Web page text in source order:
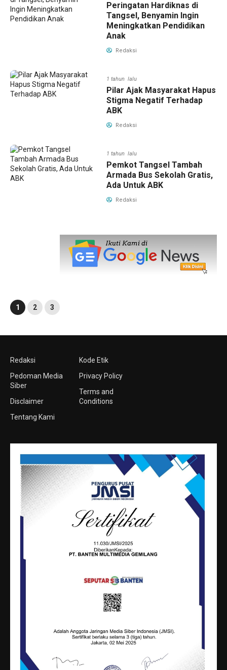
Peringatan Hardiknas di
Tangsel, Benyamin Ingin
Meningkatkan Pendidikan
Anak
Redaksi
1 tahun lalu
Pilar Ajak Masyarakat Hapus
Stigma Negatif Terhadap
ABK
Redaksi
1 tahun lalu
Pemkot Tangsel Tambah
Armada Bus Sekolah Gratis,
Ada Untuk ABK
Redaksi
1 2 3
Redaksi
Pedoman Media
Siber
Disclaimer
Tentang Kami
Kode Etik
Privacy Policy
Terms and
Conditions